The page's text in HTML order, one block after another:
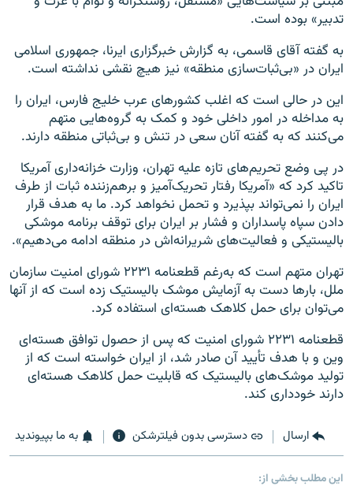
تدبیر» بوده است.
به گفته آقای قاسمی، به گزارش خبرگزاری ایرنا، جمهوری اسلامی
ایران در «بی‌ثبات‌سازی منطقه» نیز هیچ نقشی نداشته است.
این در حالی است که اغلب کشورهای عرب خلیج فارس، ایران را
به مداخله در امور داخلی خود و کمک به گروه‌هایی متهم
می‌کنند که به گفته آنان سعی در تنش و بی‌ثباتی منطقه دارند.
در پی وضع تحریم‌های تازه علیه تهران، وزارت خزانه‌داری آمریکا
تاکید کرد که «آمریکا رفتار تحریک‌آمیز و برهم‌زننده ثبات از طرف
ایران را نمی‌تواند بپذیرد و تحمل نخواهد کرد. ما به هدف قرار
دادن سپاه پاسداران و فشار بر ایران برای توقف برنامه موشکی
بالیستیکی و فعالیت‌های شریرانه‌اش در منطقه ادامه می‌دهیم».
تهران متهم است که به‌رغم قطعنامه ۲۲۳۱ شورای امنیت سازمان
ملل، بارها دست به آزمایش موشک بالیستیک زده است که از آنها
می‌توان برای حمل کلاهک هسته‌ای استفاده کرد.
قطعنامه ۲۲۳۱ شورای امنیت که پس از حصول توافق هسته‌ای
وین و با هدف تأیید آن صادر شد، از ایران خواسته است که از
تولید موشک‌های بالیستیک که قابلیت حمل کلاهک هسته‌ای
دارند خودداری کند.
ارسال دسترسی بدون فیلترشکن به ما بپیوندید
این مطلب بخشی از: